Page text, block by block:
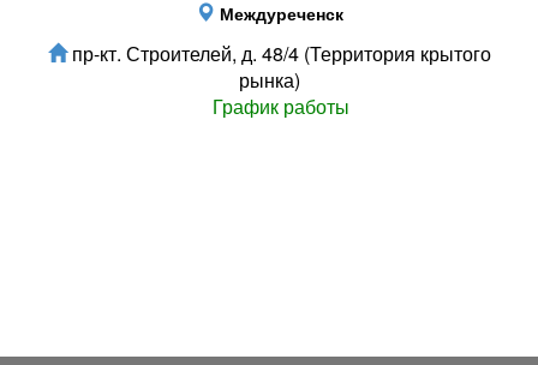
Междуреченск
пр-кт. Строителей, д. 48/4 (Территория крытого
рынка)
График работы